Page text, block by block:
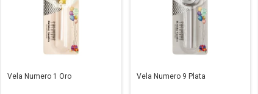
Vela Numero 1 Oro Vela Numero 9 Plata